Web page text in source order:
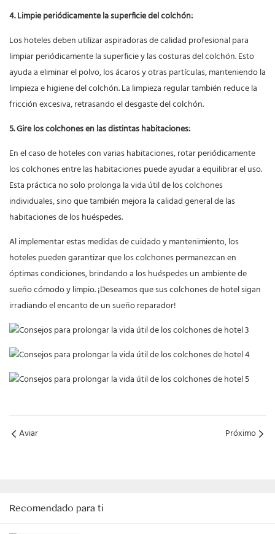
4. Limpie periódicamente la superficie del colchón:
Los hoteles deben utilizar aspiradoras de calidad profesional para
limpiar periódicamente la superficie y las costuras del colchón. Esto
ayuda a eliminar el polvo, los ácaros y otras partículas, manteniendo la
limpieza e higiene del colchón. La limpieza regular también reduce la
fricción excesiva, retrasando el desgaste del colchón.
5. Gire los colchones en las distintas habitaciones:
En el caso de hoteles con varias habitaciones, rotar periódicamente
los colchones entre las habitaciones puede ayudar a equilibrar el uso.
Esta práctica no solo prolonga la vida útil de los colchones
individuales, sino que también mejora la calidad general de las
habitaciones de los huéspedes.
Al implementar estas medidas de cuidado y mantenimiento, los
hoteles pueden garantizar que los colchones permanezcan en
óptimas condiciones, brindando a los huéspedes un ambiente de
sueño cómodo y limpio. ¡Deseamos que sus colchones de hotel sigan
irradiando el encanto de un sueño reparador!
Aviar Próximo
Recomendado para ti